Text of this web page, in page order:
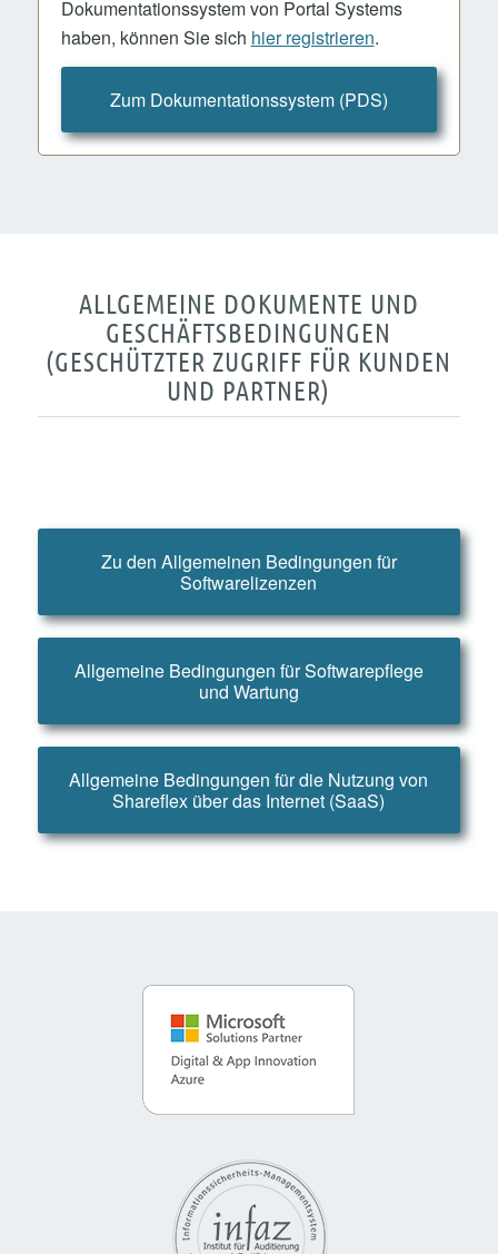
Dokumentationssystem von Portal Systems
haben, können Sie sich hier registrieren.
Zum Dokumentationssystem (PDS)
ALLGEMEINE DOKUMENTE UND
GESCHÄFTSBEDINGUNGEN
(GESCHÜTZTER ZUGRIFF FÜR KUNDEN
UND PARTNER)
Zu den Allgemeinen Bedingungen für
Softwarelizenzen
Allgemeine Bedingungen für Softwarepflege
und Wartung
Allgemeine Bedingungen für die Nutzung von
Shareflex über das Internet (SaaS)